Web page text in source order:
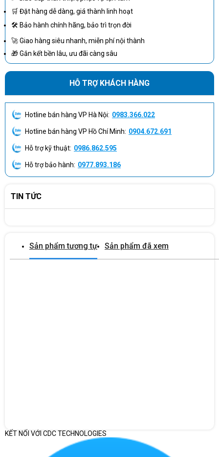
Màn hình chất lượng cao, viền mỏng
lệ 16:10 với viền màn hình mỏng để tối ưu hóa góc nhìn cho người
dùng. Độ phân giải WUXGA (1920x1200), kết hợp với UWVA IPS
🛒 Đặt hàng dễ dàng, giá thành linh hoạt
🛠 Bảo hành chính hãng, bảo trì trọn đời
🚀 Giao hàng siêu nhanh, miễn phí nội thành
🎁 Gắn kết bền lâu, ưu đãi càng sâu
HỖ TRỢ KHÁCH HÀNG
Hotline bán hàng VP Hà Nội: 0983.366.022
Hotline bán hàng VP Hồ Chí Minh: 0904.672.691
Hỗ trợ kỹ thuật: 0986.862.595
Hỗ trợ bảo hành: 0977.893.186
TIN TỨC
Sản phẩm tương tự Sản phẩm đã xem
KẾT NỐI VỚI CDC TECHNOLOGIES